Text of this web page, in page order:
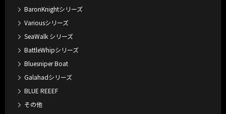
BaronKnightシリーズ
Variousシリーズ
SeaWalk シリーズ
BattleWhipシリーズ
Bluesniper Boat
Galahadシリーズ
BLUE REEEF
その他